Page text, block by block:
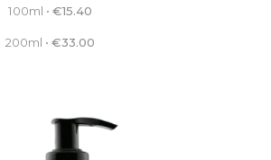
100ml •€15.40
200ml •€33.00